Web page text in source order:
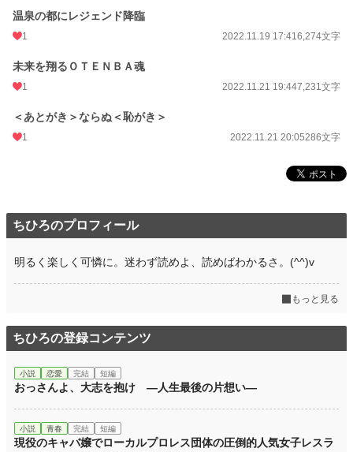
温泉の都にレジェンド降臨
1 2022.11.19 17:416,274文字
未来を翔るＯＴＥＮＢＡ魂
1 2022.11.21 19:447,231文字
＜あとがき＞ならぬ＜恥がき＞
1 2022.11.21 20:05286文字
ちひろのプロフィール
明るく楽しく可憐に。迷わず読めよ、読めばわかるさ。(^^)v
もっと見る
ちひろの登録コンテンツ
小説 恋愛 完結 短編
おっさんよ、大志を抱け ―人生最後の片想い―
小説 青春 完結 短編
現役のキャバ嬢でローカルプロレス団体の圧倒的人気女子レスラ